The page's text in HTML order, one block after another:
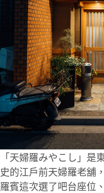
「天婦羅みやこし」是
史的江戶前天婦羅老舖
羅賓這次選了吧台座位